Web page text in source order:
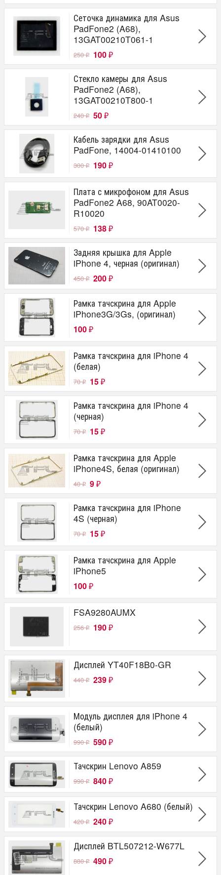
Сеточка динамика для Asus
PadFone2 (A68),
13GAT00210T061-1
250₽ 100 ₽
Стекло камеры для Asus
PadFone2 (A68),
13GAT00210T800-1
240₽ 50 ₽
Кабель зарядки для Asus
PadFone, 14004-01410100
300₽ 190 ₽
Плата с микрофоном для Asus
PadFone2 A68, 90AT0020-
R10020
570₽ 138 ₽
Задняя крышка для Apple
iPhone 4, черная (оригинал)
450₽ 200 ₽
Рамка тачскрина для Apple
iPhone3G/3Gs, (оригинал)
100 ₽
Рамка тачскрина для iPhone 4
(белая)
70₽ 15 ₽
Рамка тачскрина для iPhone 4
(черная)
70₽ 15 ₽
Рамка тачскрина для Apple
iPhone4S, белая (оригинал)
40₽ 9 ₽
Рамка тачскрина для iPhone
4S (черная)
70₽ 15 ₽
Рамка тачскрина для Apple
iPhone5
100 ₽
FSA9280AUMX
256₽ 190 ₽
Дисплей YT40F18B0-GR
440₽ 239 ₽
Модуль дисплея для iPhone 4
(белый)
990₽ 590 ₽
Тачскрин Lenovo A859
990₽ 840 ₽
Тачскрин Lenovo A680 (белый)
420₽ 240 ₽
Дисплей BTL507212-W677L
880₽ 490 ₽